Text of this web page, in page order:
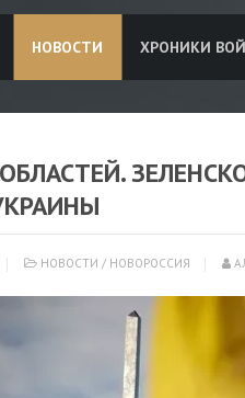
НОВОСТИ ХРОНИКИ
НОВОСТИ / НОВОРОССИЯ